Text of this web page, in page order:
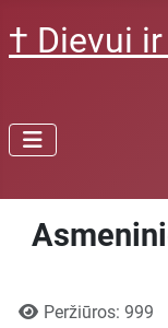
† Dievui
Išsami informacija
Peržiūros: 999